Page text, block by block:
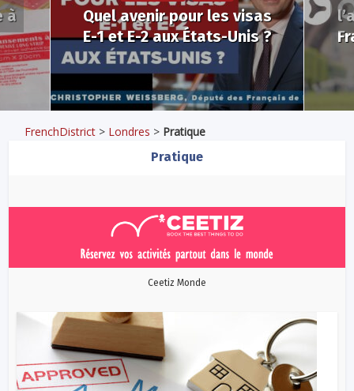
à
Quel avenir pour les visas
E-1 et E-2 aux États-Unis ?
FrenchDistrict > Londres > Pratique
Pratique
Ceetiz Monde